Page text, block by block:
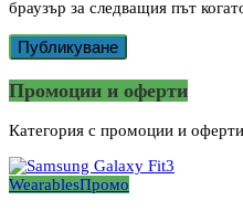
браузър за следващия път
Промоции и оферти
Категория с промоции и
WearablesПромо